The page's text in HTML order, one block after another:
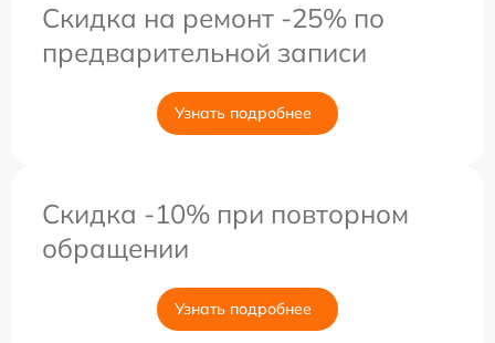
Скидка на ремонт -25% по
предварительной записи
Узнать подробнее
Скидка -10% при повторном
обращении
Узнать подробнее